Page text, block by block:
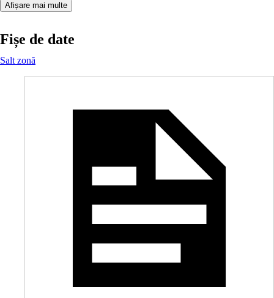
Afișare mai multe
Fișe de date
Salt zonă